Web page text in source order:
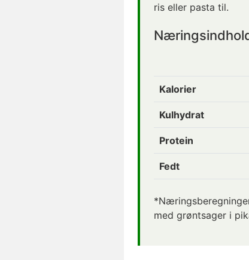
ris eller pasta til.
Kalorier
Kulhydrat
Protein
Fedt
med grøntsager i